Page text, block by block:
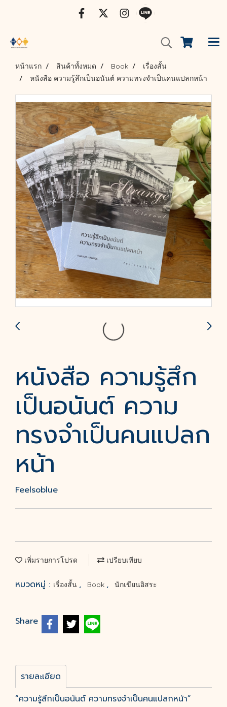
หน้าแรก สินค้าทั้งหมด Book
เรื่องสั้น
หนังสือ ความรู้สึกเป็นอนันต์ ความทรงจำเป็นคนแปลกหน้า
หนังสือ ความรู้สึก
เป็นอนันต์ ความ
ทรงจำเป็นคนแปลก
หน้า
Feelsoblue
เพิ่มรายการโปรด เปรียบเทียบ
หมวดหมู่ : เรื่องสั้น , Book , นักเขียนอิสระ
Share
รายละเอียด
“ความรู้สึกเป็นอนันต์ ความทรงจำเป็นคนแปลกหน้า”